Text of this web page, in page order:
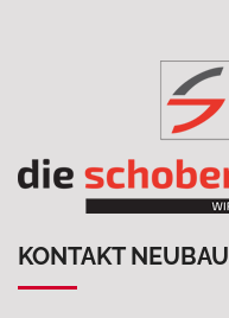
KONTAKT NEUBAU